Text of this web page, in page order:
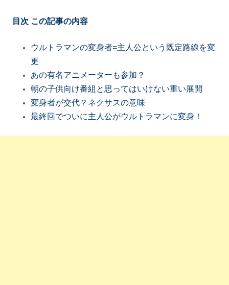
目次 この記事の内容
ウルトラマンの変身者=主人公という既定路線を変
更
あの有名アニメーターも参加？
朝の子供向け番組と思ってはいけない重い展開
変身者が交代？ネクサスの意味
最終回でついに主人公がウルトラマンに変身！